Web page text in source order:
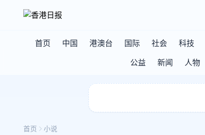
首页 中国 港澳台 国际 社会 科技
公益
新闻 人物
首页 小说